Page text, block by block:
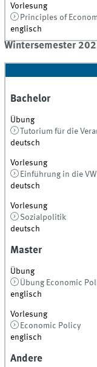
Vorlesung
Principles of
englisch
Wintersemester
Bachelor
Übung
Tutorium für die
deutsch
Vorlesung
Einführung in die
deutsch
Vorlesung
Sozialpolitik
deutsch
Master
Übung
Übung Economic
englisch
Vorlesung
Economic Policy
englisch
Andere